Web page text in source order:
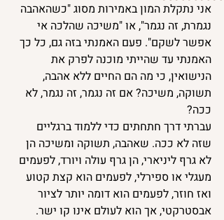
אני נתקלת המון באמירות מסוג "כשהאהבה
נגמרת, זה נגמר", או "משיכה שהלכה אי
אפשר לשקם". פעם האמנתי בזה גם, כל כך
האמנתי עד שהייתי מוכנה לפרק את
הנישואין, כי מה הם החיים ללא אהבה,
תשוקה, משיכה? אם זה נגמר, זה נגמר, לא
ככה?
עברתי דרך חתחתים כדי ללמוד ברגליים
שזה לא ככה. שאהבה, תשוקה ומשיכה הן
לא גרף ליניארי, הן גרף עולה ויורד, לפעמים
מעגלי או ספירלי, לפעמים הוא קצת קטוע
ואז חוזר, לפעמים הוא דומה יותר לציור
אבסטרקטי, אך הוא לעולם אינו קו ישר.